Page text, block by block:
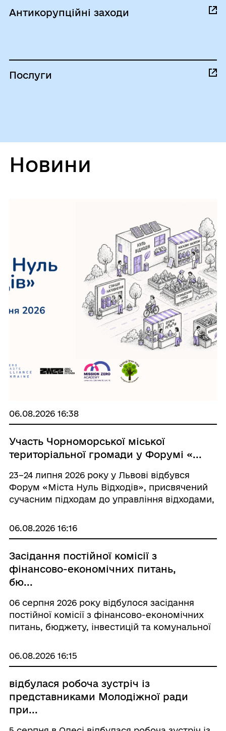
Антикорупційні заходи
Послуги
Новини
06.08.2026 16:38
Участь Чорноморської міської
територіальної громади у Форумі «...
23–24 липня 2026 року у Львові відбувся
Форум «Міста Нуль Відходів», присвячений
сучасним підходам до управління відходами,
впровадженню принципів Zero Waste* у
06.08.2026 16:16
Засідання постійної комісії з
фінансово-економічних питань,
бю...
06 серпня 2026 року відбулося засідання
постійної комісії з фінансово-економічних
питань, бюджету, інвестицій та комунальної
розпорядження міського голови «Про
06.08.2026 16:15
відбулася робоча зустріч із
представниками Молодіжної ради
при...